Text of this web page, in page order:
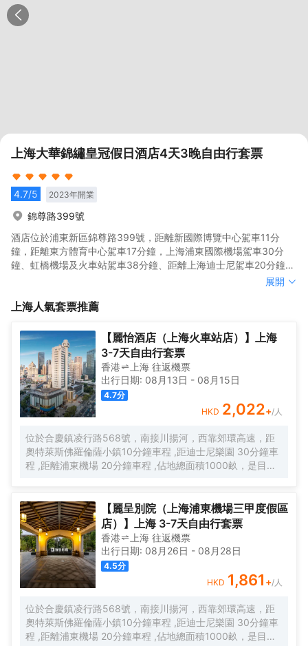
上海大華錦繡皇冠假日酒店4天3晚自由行套票
4.7/5 2023年開業
錦尊路399號
酒店位於浦東新區錦尊路399號，距離新國際博覽中心駕車11分
鐘，距離東方體育中心駕車17分鐘，上海浦東國際機場駕車30分
鐘、虹橋機場及火車站駕車38分鐘、距離上海迪士尼駕車20分鐘，
距離人民廣場駕車30分鐘。您可搭乘酒店附近的地鐵7號和13號
緻的客房。您可在酒店別具風格的餐廳享受各地饕餮美味，在錦匯
您暢享運動之樂放鬆身心。<br><br>酒店擁有約1100平方米佈局
靈活的會議場地，共6間會議室，其中包括560平方米、層高6.4米
無柱錦繡皇冠宴會廳。皇冠會務是皇冠假日酒店標牌服務，為您度
身定製完善細緻的會議來滿足您的需求，助力您的會議活動盡善盡
美。
酒店位於浦東新區錦尊路399號，距離新國際博覽中心駕車11分
鐘、虹橋機場及火車站駕車38分鐘、距離上海迪士尼駕車20分鐘，
線，抵達上海各大知名景點。<br><br>酒店擁有開闊舒適、設計雅
緻的客房。您可在酒店別具風格的餐廳享受各地饕餮美味，在錦匯
軒全日餐廳可盡享全球饕餮美食。健身中心和清澈寬敞室內泳池讓
您暢享運動之樂放鬆身心。<br><br>酒店擁有約1100平方米佈局
靈活的會議場地，共6間會議室，其中包括560平方米、層高6.4米
無柱錦繡皇冠宴會廳。皇冠會務是皇冠假日酒店標牌服務，為您度
身定製完善細緻的會議來滿足您的需求，助力您的會議活動盡善盡
展開
上海人氣套票推薦
【麗怡酒店（上海火車站店）】上海
3-7天自由行套票
香港 上海 往返機票
出行日期: 08月13日 - 08月15日
4.7分
HKD 2,022+/人
位於合慶鎮凌行路568號，南接川揚河，西靠郊環高速，距
奧特萊斯佛羅倫薩小鎮10分鐘車程 ,距迪士尼樂園 30分鐘車
程 ,距離浦東機場 20分鐘車程 ,佔地總面積1000畝，是目前
培訓於一體的綜合度假景區。 酒店整體以蘇式園林為主調，
精緻、古樸的四合院酒店 古色古香、花草蘢葱、鳥語花香 配
以現代化的設施以及標準化、人性化的服務。
【麗呈別院（上海浦東機場三甲度假區
店）】上海 3-7天自由行套票
香港 上海 往返機票
出行日期: 08月26日 - 08月28日
4.5分
HKD 1,861 +/人
位於合慶鎮凌行路568號，南接川揚河，西靠郊環高速，距
奧特萊斯佛羅倫薩小鎮10分鐘車程 ,距迪士尼樂園 30分鐘車
程 ,距離浦東機場 20分鐘車程 ,佔地總面積1000畝，是目前